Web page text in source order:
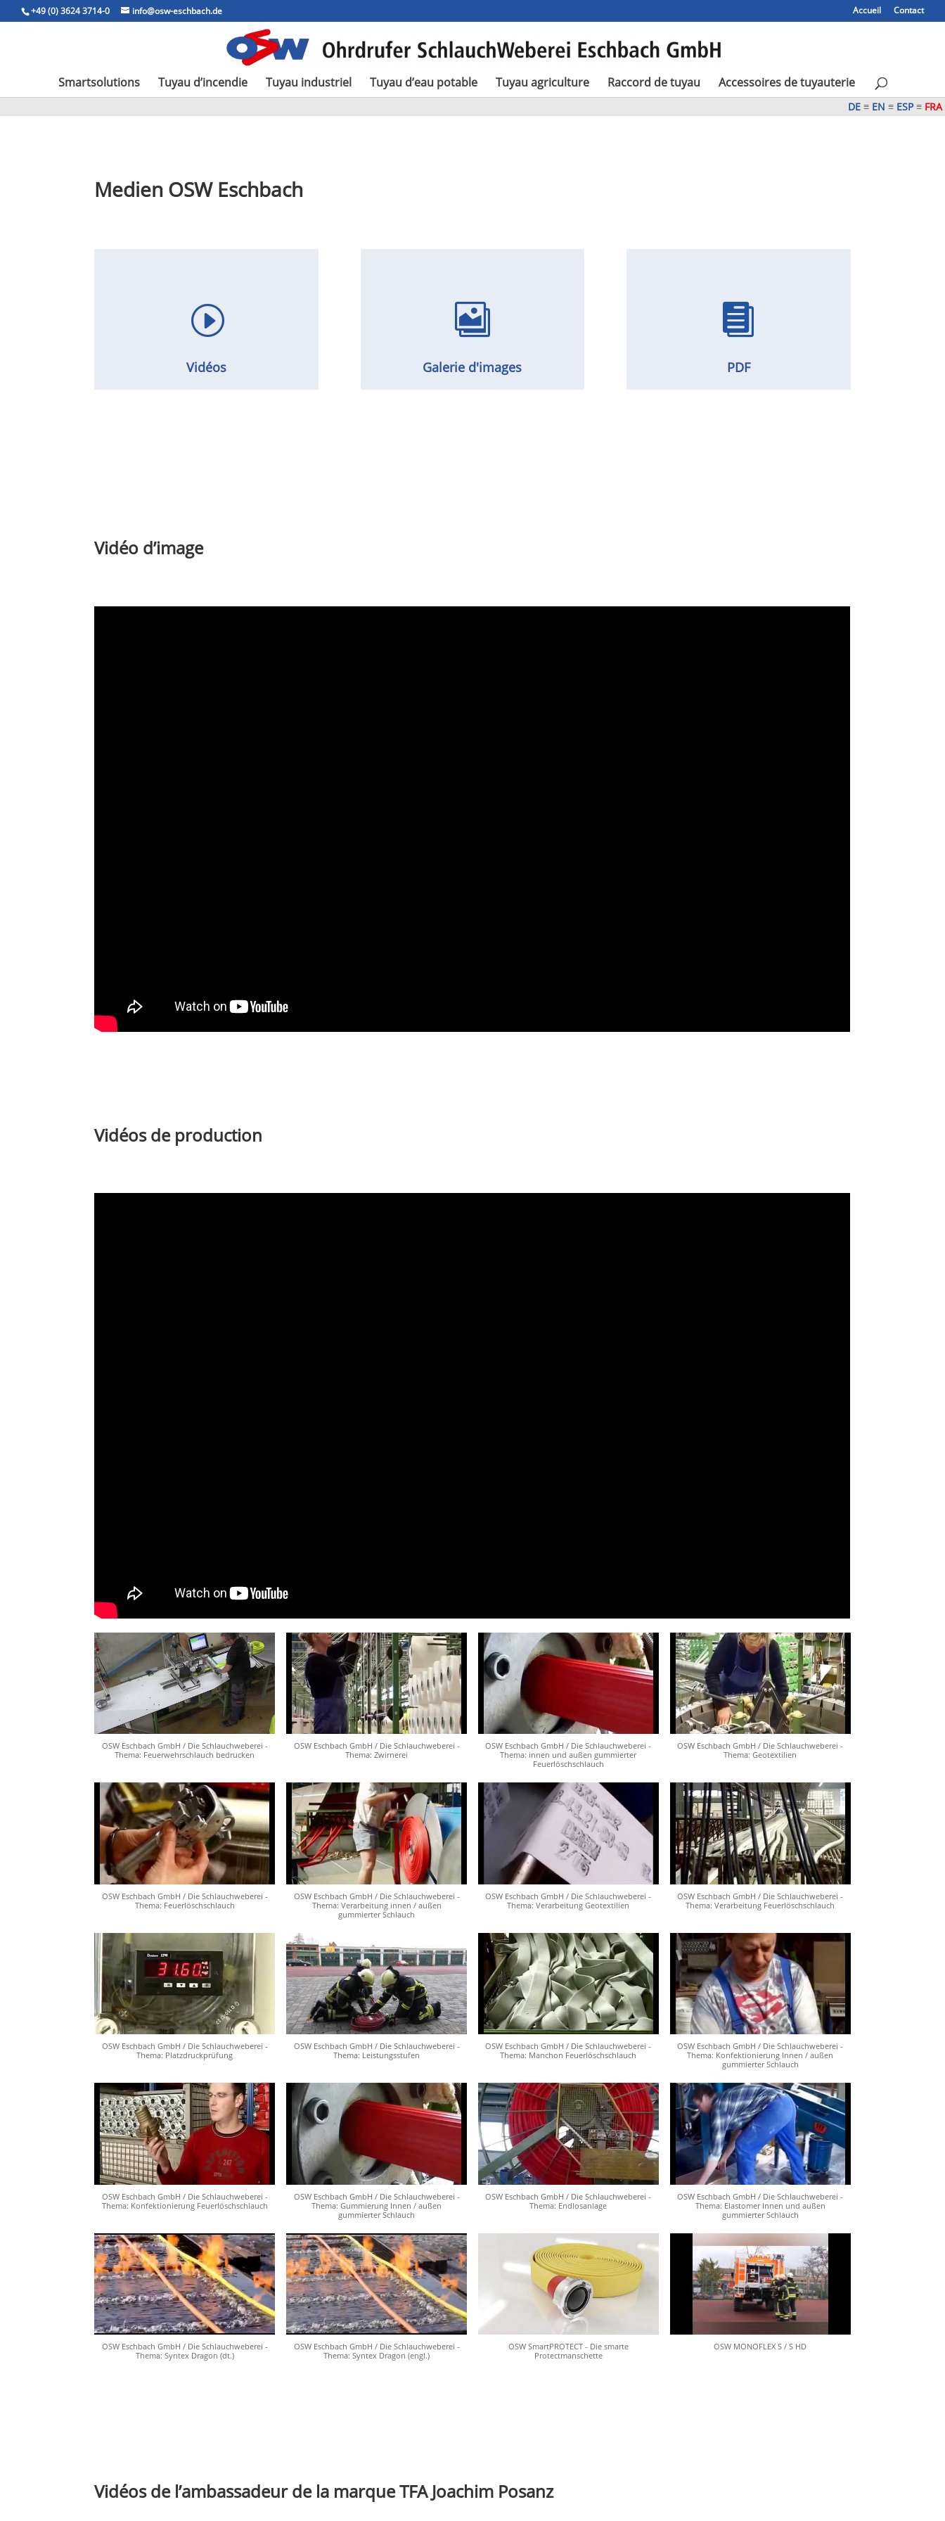
+49 (0) 3624 3714-0 info@osw-eschbach.de Accueil Contact
Smartsolutions Tuyau d’incendie Tuyau industriel Tuyau d’eau potable Tuyau agriculture Raccord de tuyau Accessoires de tuyauterie
DE ≡ EN ≡ ESP≡ FRA
Medien OSW Eschbach
I
Vidéos

Galerie d'images

PDF
Vidéo d’image
Vidéos de production
OSW Eschbach GmbH / Die Schlauchweberei -
Thema: Feuerwehrschlauch bedrucken
OSW Eschbach GmbH / Die Schlauchweberei -
Thema: Zwirnerei
OSW Eschbach GmbH / Die Schlauchweberei -
Thema: innen und außen gummierter
Feuerlöschschlauch
OSW Eschbach GmbH / Die Schlauchweberei -
Thema: Geotextilien
OSW Eschbach GmbH / Die Schlauchweberei -
Thema: Feuerlöschschlauch
OSW Eschbach GmbH / Die Schlauchweberei -
Thema: Verarbeitung innen / außen
gummierter Schlauch
OSW Eschbach GmbH / Die Schlauchweberei -
Thema: Verarbeitung Geotextilien
OSW Eschbach GmbH / Die Schlauchweberei -
Thema: Verarbeitung Feuerlöschschlauch
OSW Eschbach GmbH / Die Schlauchweberei -
Thema: Platzdruckprüfung
OSW Eschbach GmbH / Die Schlauchweberei -
Thema: Leistungsstufen
OSW Eschbach GmbH / Die Schlauchweberei -
Thema: Manchon Feuerlöschschlauch
OSW Eschbach GmbH / Die Schlauchweberei -
Thema: Konfektionierung Innen / außen
gummierter Schlauch
OSW Eschbach GmbH / Die Schlauchweberei -
Thema: Konfektionierung Feuerlöschschlauch
OSW Eschbach GmbH / Die Schlauchweberei -
Thema: Gummierung Innen / außen
gummierter Schlauch
OSW Eschbach GmbH / Die Schlauchweberei -
Thema: Endlosanlage
OSW Eschbach GmbH / Die Schlauchweberei -
Thema: Elastomer Innen und außen
gummierter Schlauch
OSW Eschbach GmbH / Die Schlauchweberei -
Thema: Syntex Dragon (dt.)
OSW Eschbach GmbH / Die Schlauchweberei -
Thema: Syntex Dragon (engl.)
OSW SmartPROTECT - Die smarte
Protectmanschette
OSW MONOFLEX S / S HD
Vidéos de l’ambassadeur de la marque TFA Joachim Posanz